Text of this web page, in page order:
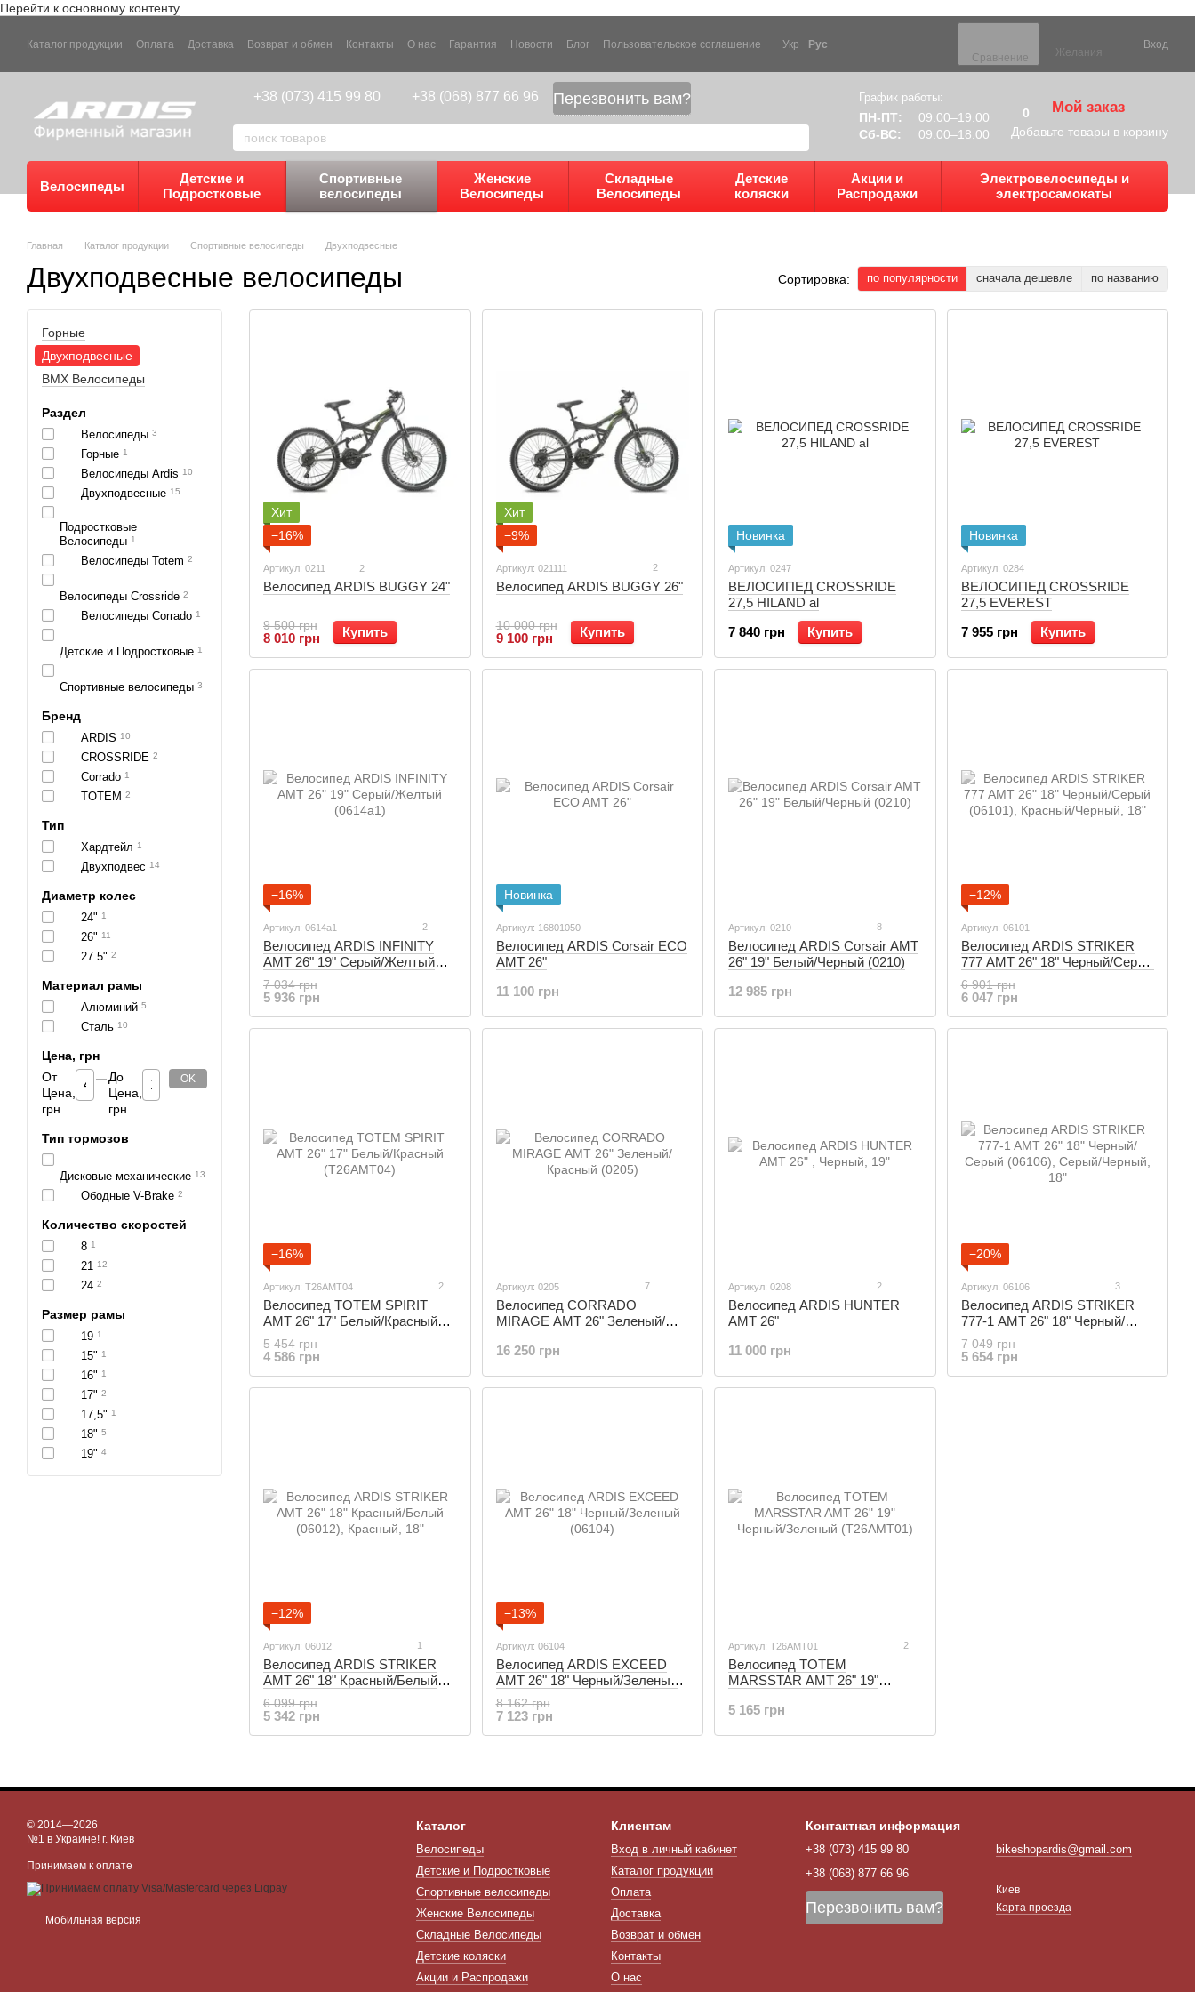
Перейти к основному контенту
Каталог продукции Оплата Доставка Возврат и обмен Контакты О нас Гарантия Новости Блог Пользовательское соглашение Укр
Рус
Сравнение
Желания
Вход
+38 (073) 415 99 80 +38 (068) 877 66 96 Перезвонить вам? График работы:
ПН-ПТ:
09:00–19:00
Сб-ВС:
09:00–18:00
0 Мой заказ
Добавьте товары в корзину
Велосипеды
Детские и
Подростковые
Спортивные
велосипеды
Женские
Велосипеды
Складные
Велосипеды
Детские
коляски
Акции и
Распродажи
Электровелосипеды и
электросамокаты
Главная Каталог продукции Спортивные велосипеды Двухподвесные
Двухподвесные велосипеды Сортировка: по популярности сначала дешевле по названию
Хит
−16%
Артикул: 0211 2
Велосипед ARDIS BUGGY 24"
9 500 грн
8 010 грн Купить
Хит
−9%
Артикул: 021111 2
Велосипед ARDIS BUGGY 26"
10 000 грн
9 100 грн Купить
Новинка
Артикул: 0247
ВЕЛОСИПЕД CROSSRIDE
27,5 HILAND al
7 840 грн
Купить
Новинка
Артикул: 0284
ВЕЛОСИПЕД CROSSRIDE
27,5 EVEREST
7 955 грн
Купить
−16%
Артикул: 0614a1 2
Велосипед ARDIS INFINITY
AMT 26" 19" Серый/Желтый
(0614a1)
7 034 грн
5 936 грн
Новинка
Артикул: 16801050
Велосипед ARDIS Corsair ECO
AMT 26"
11 100 грн
Артикул: 0210 8
Велосипед ARDIS Corsair AMT
26" 19" Белый/Черный (0210)
12 985 грн
−12%
Артикул: 06101
Велосипед ARDIS STRIKER
777 AMT 26" 18" Черный/Серый
(06101)
6 901 грн
6 047 грн
−16%
Артикул: T26AMT04 2
Велосипед TOTEM SPIRIT
AMT 26" 17" Белый/Красный
(T26AMT04)
5 454 грн
4 586 грн
Артикул: 0205 7
Велосипед CORRADO
MIRAGE АМТ 26" Зеленый/
16 250 грн
Артикул: 0208 2
Велосипед ARDIS HUNTER
AMT 26"
11 000 грн
−20%
Артикул: 06106 3
Велосипед ARDIS STRIKER
777-1 AMT 26" 18" Черный/
Серый (06106)
7 049 грн
5 654 грн
−12%
Артикул: 06012 1
Велосипед ARDIS STRIKER
AMT 26" 18" Красный/Белый
(06012)
6 099 грн
5 342 грн
−13%
Артикул: 06104
Велосипед ARDIS EXCEED
AMT 26" 18" Черный/Зеленый
(06104)
8 162 грн
7 123 грн
Артикул: T26AMT01 2
Велосипед TOTEM
MARSSTAR AMT 26" 19"
5 165 грн
Горные
Двухподвесные
BMX Велосипеды
Раздел
Велосипеды 3
Горные 1
Велосипеды Ardis 10
Двухподвесные 15
Подростковые
Велосипеды 1
Велосипеды Totem 2
Велосипеды Crossride 2
Велосипеды Corrado 1
Детские и Подростковые 1
Спортивные велосипеды 3
Бренд
ARDIS 10
CROSSRIDE 2
Corrado 1
TOTEM 2
Тип
Хардтейл 1
Двухподвес 14
Диаметр колес
24" 1
26" 11
27.5" 2
Материал рамы
Алюминий 5
Сталь 10
Цена, грн
От
Цена,
грн
До
Цена,
грн
OK
Тип тормозов
Дисковые механические 13
Ободные V-Brake 2
Количество скоростей
8 1
21 12
24 2
Размер рамы
19 1
15" 1
16" 1
17" 2
17,5" 1
18" 5
19" 4
© 2014—2026
№1 в Украине! г. Киев
Принимаем к оплате
Мобильная версия
Каталог
Велосипеды
Детские и Подростковые
Спортивные велосипеды
Женские Велосипеды
Складные Велосипеды
Детские коляски
Акции и Распродажи
Клиентам
Вход в личный кабинет
Каталог продукции
Оплата
Доставка
Возврат и обмен
Контакты
О нас
Контактная информация
+38 (073) 415 99 80
+38 (068) 877 66 96
Перезвонить вам?
bikeshopardis@gmail.com
Киев
Карта проезда